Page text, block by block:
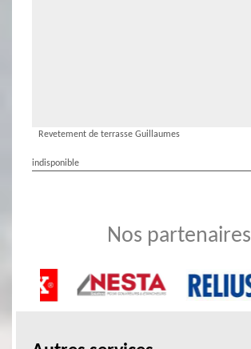
Revetement de terrasse Guillaumes
indisponible
Nos partenaires